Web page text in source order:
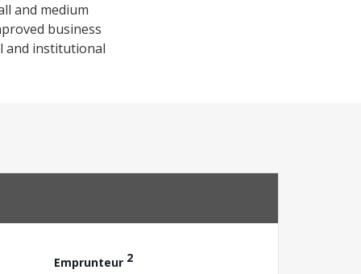
and medium
business
and institutional
Emprunteur 2